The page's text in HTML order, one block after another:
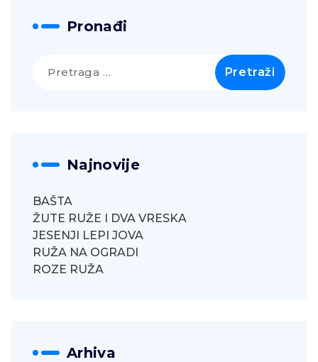
Pronađi
Najnovije
BAŠTA
ŽUTE RUŽE I DVA VRESKA
JESENJI LEPI JOVA
RUŽA NA OGRADI
ROZE RUŽA
Arhiva